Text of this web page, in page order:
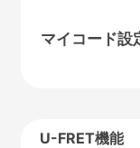
マイコード設
U-FRET機能